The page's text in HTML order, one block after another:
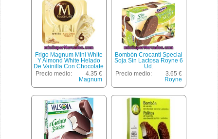
Frigo Magnum Mini White
Y Almond White Helado
De Vainilla Con Chocolate
Blanco 6 Unidades
Estuche 360 Ml
Precio medio:
4.35 €
Magnum
Bombón Crocanti Special
Soja Sin Lactosa Royne 6
Ud.
Precio medio:
3.65 €
Royne